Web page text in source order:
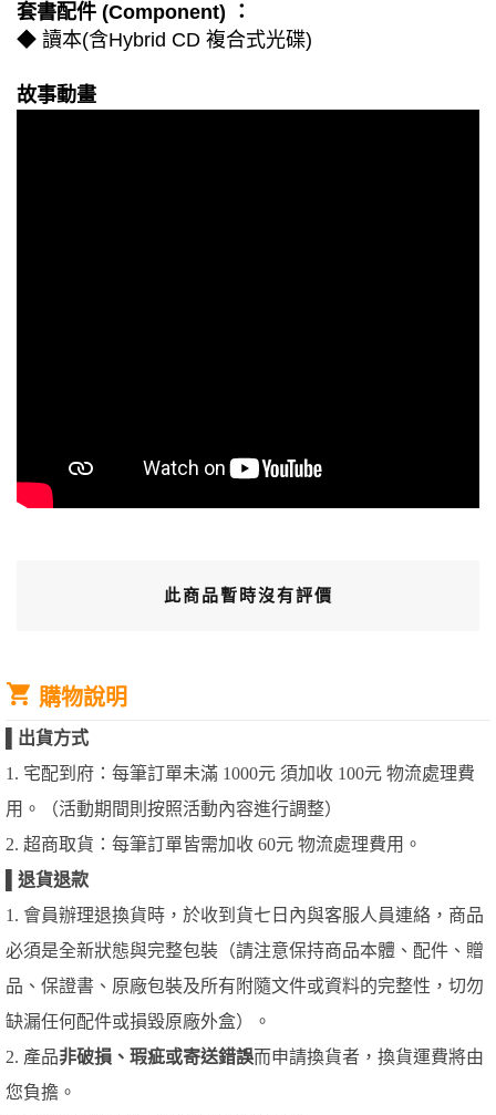
套書配件 (Component) ：
◆ 讀本(含Hybrid CD 複合式光碟)
故事動畫
此商品暫時沒有評價
購物說明
出貨方式
1. 宅配到府：每筆訂單未滿 1000元 須加收 100元 物流處理費
用。（活動期間則按照活動內容進行調整）
2. 超商取貨：每筆訂單皆需加收 60元 物流處理費用。
退貨退款
1. 會員辦理退換貨時，於收到貨七日內與客服人員連絡，商品
必須是全新狀態與完整包裝（請注意保持商品本體、配件、贈
品、保證書、原廠包裝及所有附隨文件或資料的完整性，切勿
缺漏任何配件或損毀原廠外盒）。
2. 產品非破損、瑕疵或寄送錯誤而申請換貨者，換貨運費將由
您負擔。